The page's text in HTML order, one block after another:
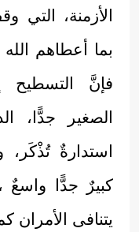
الأزمنة، التي
بما أعطاهم
فإنَّ التسطيح
الصغير جدًّا،
استدارةٌ
كبيرٌ جدًّا واسعٌ
يتنافى الأمران